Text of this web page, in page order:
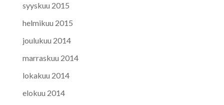
syyskuu 2015
helmikuu 2015
joulukuu 2014
marraskuu 2014
lokakuu 2014
elokuu 2014